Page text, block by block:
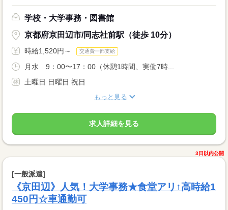
学校・大学事務・図書館
京都府京田辺市/同志社前駅（徒歩 10分）
時給1,520円～ 交通費一部支給
月水 9：00〜17：00（休憩1時間、実働7時...
土曜日 日曜日 祝日
もっと見る
求人詳細を見る
3日以内公開
[一般派遣]
《京田辺》人気！大学事務★食堂アリ↑高時給1
450円☆車通勤可